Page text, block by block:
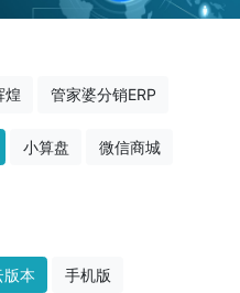
煌 管家婆分销ERP
小算盘 微信商城
版本 手机版